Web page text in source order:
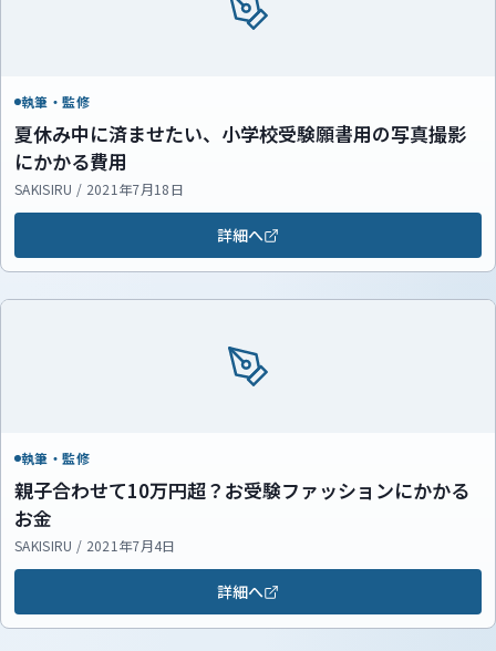
執筆・監修
夏休み中に済ませたい、小学校受験願書用の写真撮影
にかかる費用
SAKISIRU / 2021年7月18日
詳細へ
執筆・監修
親子合わせて10万円超？お受験ファッションにかかる
お金
SAKISIRU / 2021年7月4日
詳細へ